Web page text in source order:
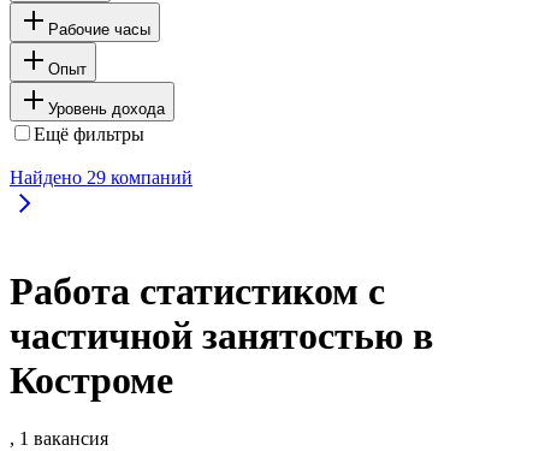
Рабочие часы
Опыт
Уровень дохода
Ещё фильтры
Найдено 29 компаний
Работа статистиком с
частичной занятостью в
Костроме
, 1 вакансия